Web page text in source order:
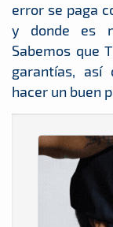
error se paga
y donde es
Sabemos que
garantías, así
hacer un buen